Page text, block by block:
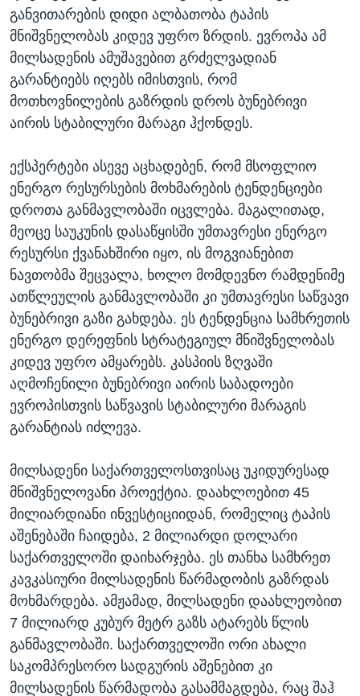
განვითარების დიდი ალბათობა ტაპის
მნიშვნელობას კიდევ უფრო ზრდის. ევროპა ამ
მილსადენის ამუშავებით გრძელვადიან
გარანტიებს იღებს იმისთვის, რომ
მოთხოვნილების გაზრდის დროს ბუნებრივი
აირის სტაბილური მარაგი ჰქონდეს.
ექსპერტები ასევე აცხადებენ, რომ მსოფლიო
ენერგო რესურსების მოხმარების ტენდენციები
დროთა განმავლობაში იცვლება. მაგალითად,
მეოცე საუკუნის დასაწყისში უმთავრესი ენერგო
რესურსი ქვანახშირი იყო, ის მოგვიანებით
ნავთობმა შეცვალა, ხოლო მომდევნო რამდენიმე
ათწლეულის განმავლობაში კი უმთავრესი საწვავი
ბუნებრივი გაზი გახდება. ეს ტენდენცია სამხრეთის
ენერგო დერეფნის სტრატეგიულ მნიშვნელობას
კიდევ უფრო ამყარებს. კასპიის ზღვაში
აღმოჩენილი ბუნებრივი აირის საბადოები
ევროპისთვის საწვავის სტაბილური მარაგის
გარანტიას იძლევა.
მილსადენი საქართველოსთვისაც უკიდურესად
მნიშვნელოვანი პროექტია. დაახლოებით 45
მილიარდიანი ინვესტიციიდან, რომელიც ტაპის
აშენებაში ჩაიდება, 2 მილიარდი დოლარი
საქართველოში დაიხარჯება. ეს თანხა სამხრეთ
კავკასიური მილსადენის წარმადობის გაზრდას
მოხმარდება. ამჟამად, მილსადენი დაახლეობით
7 მილიარდ კუბურ მეტრ გაზს ატარებს წლის
განმავლობაში. საქართველოში ორი ახალი
საკომპრესორო სადგურის აშენებით კი
მილსადენის წარმადობა გასამმაგდება, რაც შაჰ